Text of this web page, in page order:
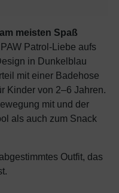
meisten Spaß
Patrol-Liebe aufs
in Dunkelblau
mit einer Badehose
Kinder von 2–6 Jahren.
mit und der
als auch zum Snack
Outfit, das